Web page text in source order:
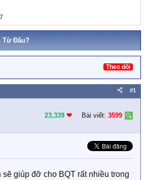
Từ Đâu?
Theo dõi
#1
23,339 ❤︎ Bài viết: 3599
giúp đỡ cho BQT rất nhiều trong